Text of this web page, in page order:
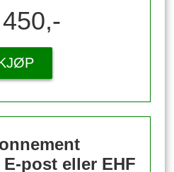
post eller EHF